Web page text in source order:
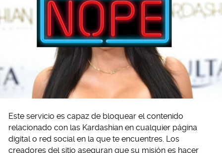
Este servicio es capaz de bloquear el contenido
relacionado con las Kardashian en cualquier página
digital o red social en la que te encuentres. Los
creadores del sitio aseguran que su misión es hacer